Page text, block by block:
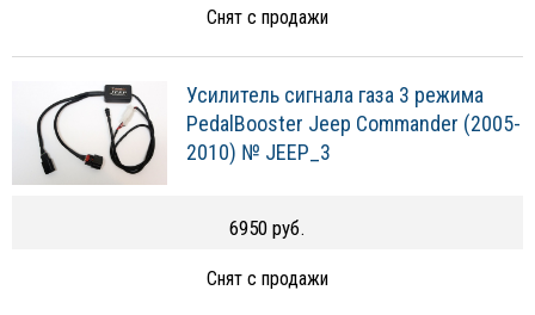
Снят с продажи
Усилитель сигнала газа 3 режима
PedalBooster Jeep Commander (2005-
2010) № JEEP_3
6950 руб.
Снят с продажи